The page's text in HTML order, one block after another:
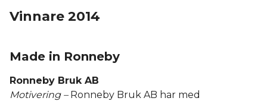
Vinnare 2014
Made in Ronneby
Ronneby Bruk AB
Motivering – Ronneby Bruk AB har med